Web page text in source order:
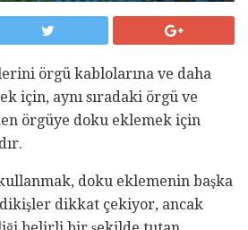
örgü kablolarına ve daha
için, aynı sıradaki örgü ve
örgüye doku eklemek için
doku eklemenin başka
dikkat çekiyor, ancak